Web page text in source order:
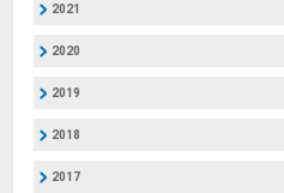
2021
2020
2019
2018
2017